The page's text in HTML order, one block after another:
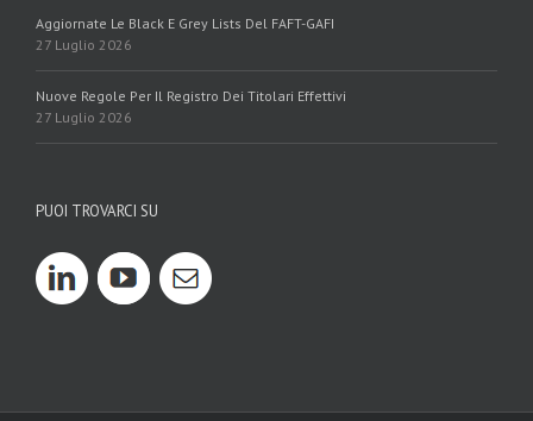
Aggiornate Le Black E Grey Lists Del FAFT-GAFI
27 Luglio 2026
Nuove Regole Per Il Registro Dei Titolari Effettivi
27 Luglio 2026
PUOI TROVARCI SU